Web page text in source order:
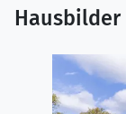
Tasse Kaffee
Garten ist ein
auch
zahlreiche
Hausbilder